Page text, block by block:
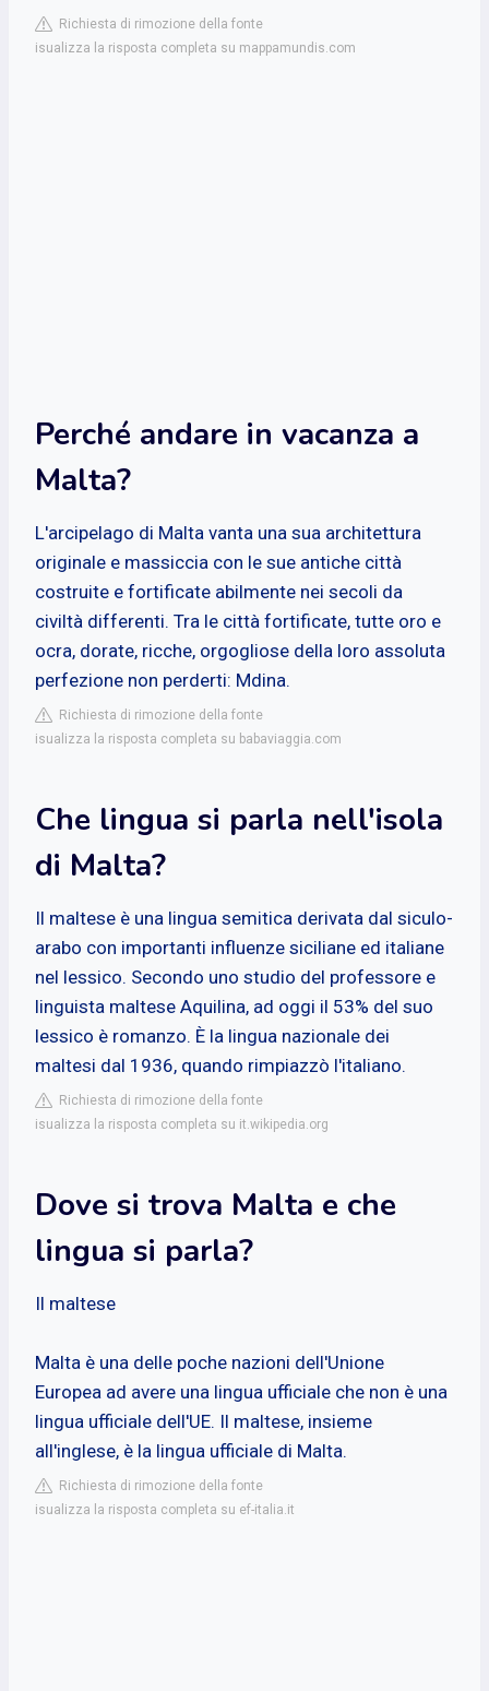
Richiesta di rimozione della fonte
isualizza la risposta completa su mappamundis.com
Perché andare in vacanza a
Malta?
L'arcipelago di Malta vanta una sua architettura
originale e massiccia con le sue antiche città
costruite e fortificate abilmente nei secoli da
civiltà differenti. Tra le città fortificate, tutte oro e
ocra, dorate, ricche, orgogliose della loro assoluta
perfezione non perderti: Mdina.
Richiesta di rimozione della fonte
isualizza la risposta completa su babaviaggia.com
Che lingua si parla nell'isola
di Malta?
Il maltese è una lingua semitica derivata dal siculo-
arabo con importanti influenze siciliane ed italiane
nel lessico. Secondo uno studio del professore e
linguista maltese Aquilina, ad oggi il 53% del suo
lessico è romanzo. È la lingua nazionale dei
maltesi dal 1936, quando rimpiazzò l'italiano.
Richiesta di rimozione della fonte
isualizza la risposta completa su it.wikipedia.org
Dove si trova Malta e che
lingua si parla?
Il maltese
Malta è una delle poche nazioni dell'Unione
Europea ad avere una lingua ufficiale che non è una
lingua ufficiale dell'UE. Il maltese, insieme
all'inglese, è la lingua ufficiale di Malta.
Richiesta di rimozione della fonte
isualizza la risposta completa su ef-italia.it